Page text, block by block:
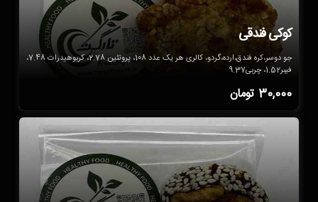
کوکی فندقی
جو دوسر،کره فندق،ارده،گردو، کالری هر یک عدد 108، پروتئین 2.78، کربوهیدرات 7.48،
فیبر1.52، چربی9.37
30,000 تومان